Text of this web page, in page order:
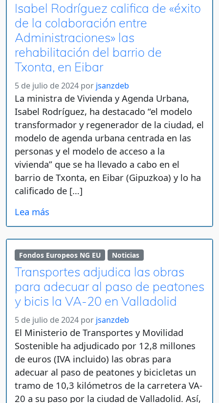
Isabel Rodríguez califica de «éxito
de la colaboración entre
Administraciones» las
rehabilitación del barrio de
Txonta, en Eibar
5 de julio de 2024 por jsanzdeb
La ministra de Vivienda y Agenda Urbana,
Isabel Rodríguez, ha destacado “el modelo
transformador y regenerador de la ciudad, el
modelo de agenda urbana centrada en las
personas y el modelo de acceso a la
vivienda” que se ha llevado a cabo en el
barrio de Txonta, en Eibar (Gipuzkoa) y lo ha
calificado de […]
Lea más
Fondos Europeos NG EU Noticias
Transportes adjudica las obras
para adecuar al paso de peatones
y bicis la VA-20 en Valladolid
5 de julio de 2024 por jsanzdeb
El Ministerio de Transportes y Movilidad
Sostenible ha adjudicado por 12,8 millones
de euros (IVA incluido) las obras para
adecuar al paso de peatones y bicicletas un
tramo de 10,3 kilómetros de la carretera VA-
20 a su paso por la ciudad de Valladolid. Así,